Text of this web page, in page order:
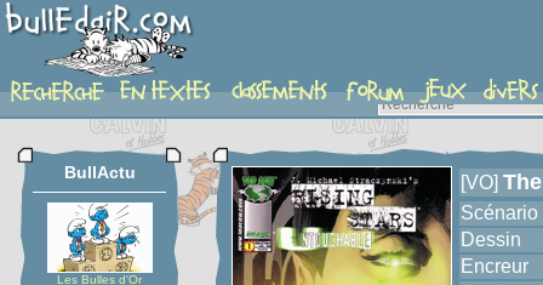
album
BullActu
Les Bulles d'Or
[VO]
Scénario
Dessin
Encreur